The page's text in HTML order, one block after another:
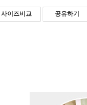
사이즈비교 공유하기